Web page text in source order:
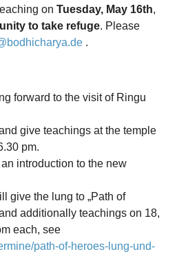
on Tuesday, May 16th,
to take refuge. Please
.
forward to the visit of Ringu
give teachings at the temple
pm.
introduction to the new
give the lung to „Path of
additionally teachings on 18,
each, see
path-of-heroes-lung-und-